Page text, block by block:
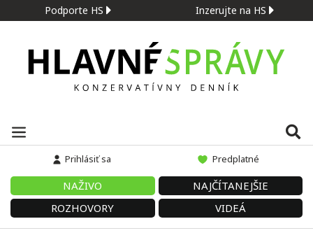
Podporte HS Inzerujte na HS
Prihlásiť sa Predplatné
NAŽIVO
NAJČÍTANEJŠIE
ROZHOVORY
VIDEÁ